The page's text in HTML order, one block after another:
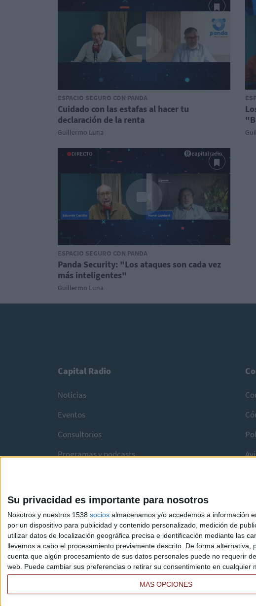
Su privacidad es importante para nosotros
Nosotros y nuestros 1538 socios almacenamos y/o accedemos a información
por un dispositivo para publicidad y contenido personalizado, medición de
utilizar datos de localización geográfica precisa e identificación mediante las
llevemos a cabo el procesamiento previamente descrito. De forma
cuenta que algún procesamiento de sus datos personales puede no requerir
web. Puede cambiar sus preferencias o retirar su consentimiento en
MÁS OPCIONES
ESPACIO SEGURO CON PANDA
Cuidado con las estafas al hacer tu
declaración de la renta
Guillermo Luna
ESPACIO SEGURO CON PANDA
Panda Security: "Los ataques son cada vez
más inteligentes"
Guillermo Luna
Capital Radio
Noticias
Eventos
Consultorios
Programas y podcasts